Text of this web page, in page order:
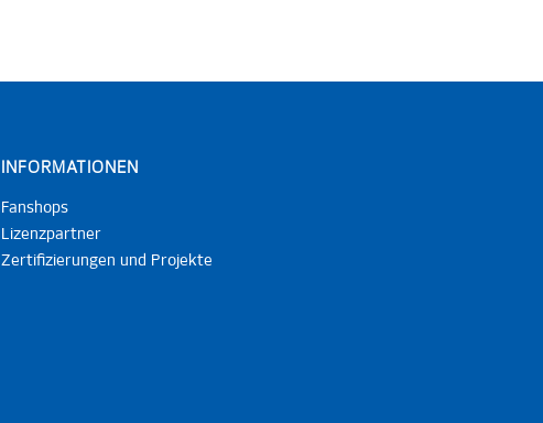
INFORMATIONEN
Fanshops
Lizenzpartner
Zertifizierungen und Projekte